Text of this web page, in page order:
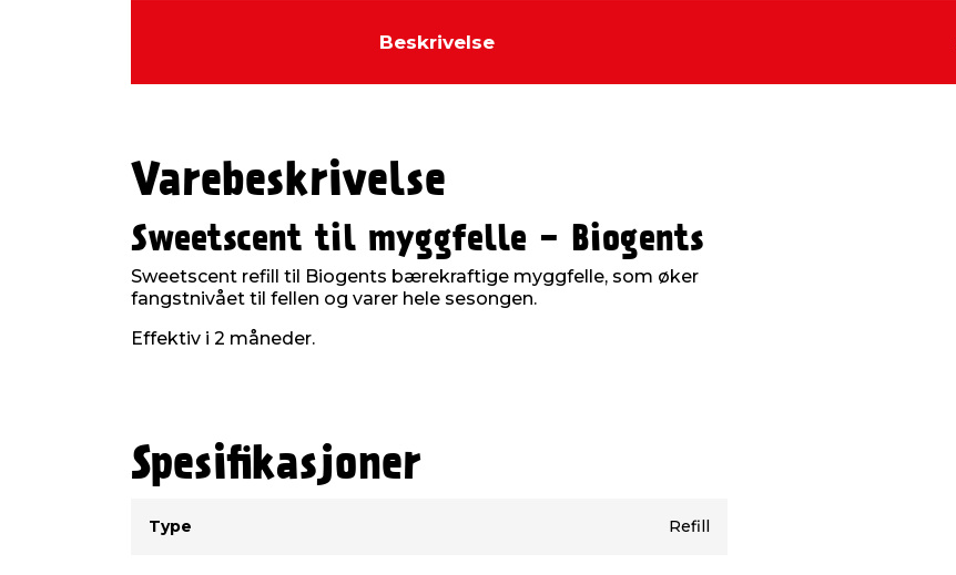
Beskrivelse
Varebeskrivelse
Sweetscent til myggfelle - Biogents
Sweetscent refill til Biogents bærekraftige myggfelle, som øker
fangstnivået til fellen og varer hele sesongen.
Effektiv i 2 måneder.
Spesifikasjoner
Type
Refill